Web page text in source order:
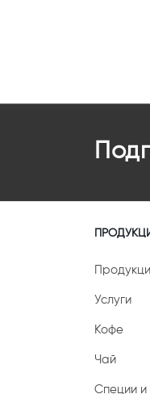
Услуги
Кофе
Чай
Специи и